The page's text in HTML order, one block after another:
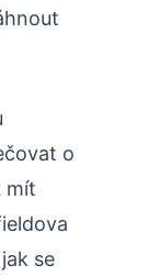
o
mít
se